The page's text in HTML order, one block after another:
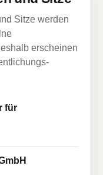
Sitze werden
erscheinen
für